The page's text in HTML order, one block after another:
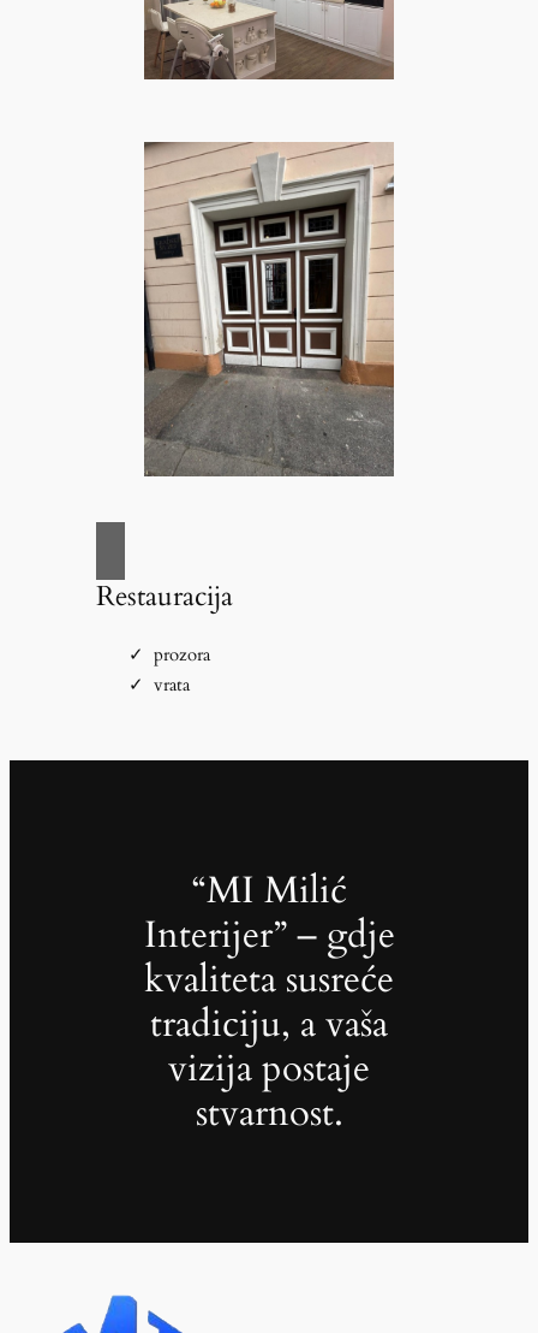
Restauracija
prozora
vrata
“MI Milić
Interijer” – gdje
kvaliteta susreće
tradiciju, a vaša
vizija postaje
stvarnost.